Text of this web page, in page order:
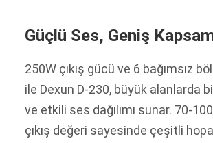
Güçlü Ses, Geniş
250W çıkış gücü ve 6 bağımsız
ile Dexun D-230, büyük alanlarda
ve etkili ses dağılımı sunar. 70-
çıkış değeri sayesinde çeşitli